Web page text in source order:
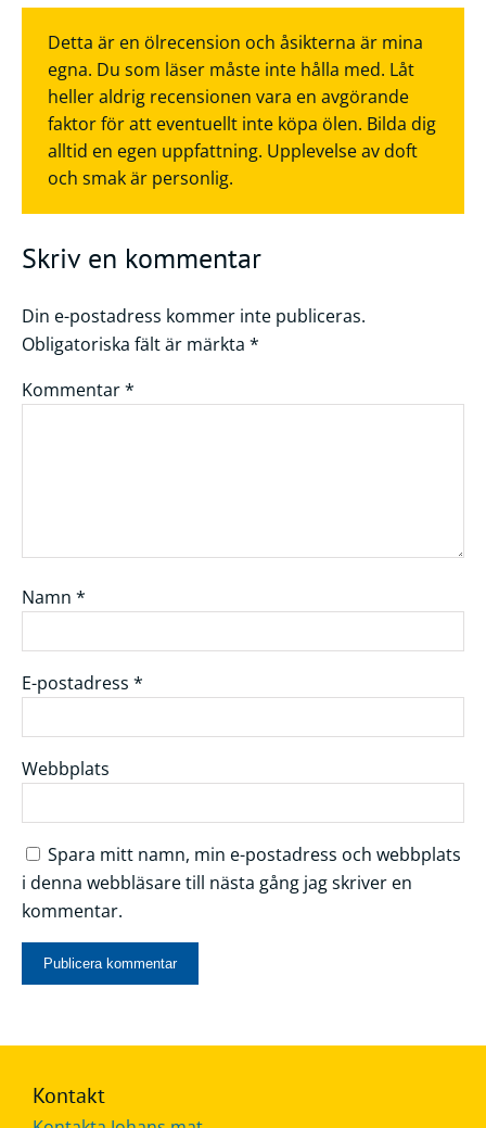
Detta är en ölrecension och åsikterna är mina
egna. Du som läser måste inte hålla med. Låt
heller aldrig recensionen vara en avgörande
faktor för att eventuellt inte köpa ölen. Bilda dig
alltid en egen uppfattning. Upplevelse av doft
och smak är personlig.
Skriv en kommentar
Din e-postadress kommer inte publiceras.
Obligatoriska fält är märkta *
Kommentar*
Namn *
E-postadress *
Webbplats
Spara mitt namn, min e-postadress och webbplats
i denna webbläsare till nästa gång jag skriver en
kommentar.
Kontakt